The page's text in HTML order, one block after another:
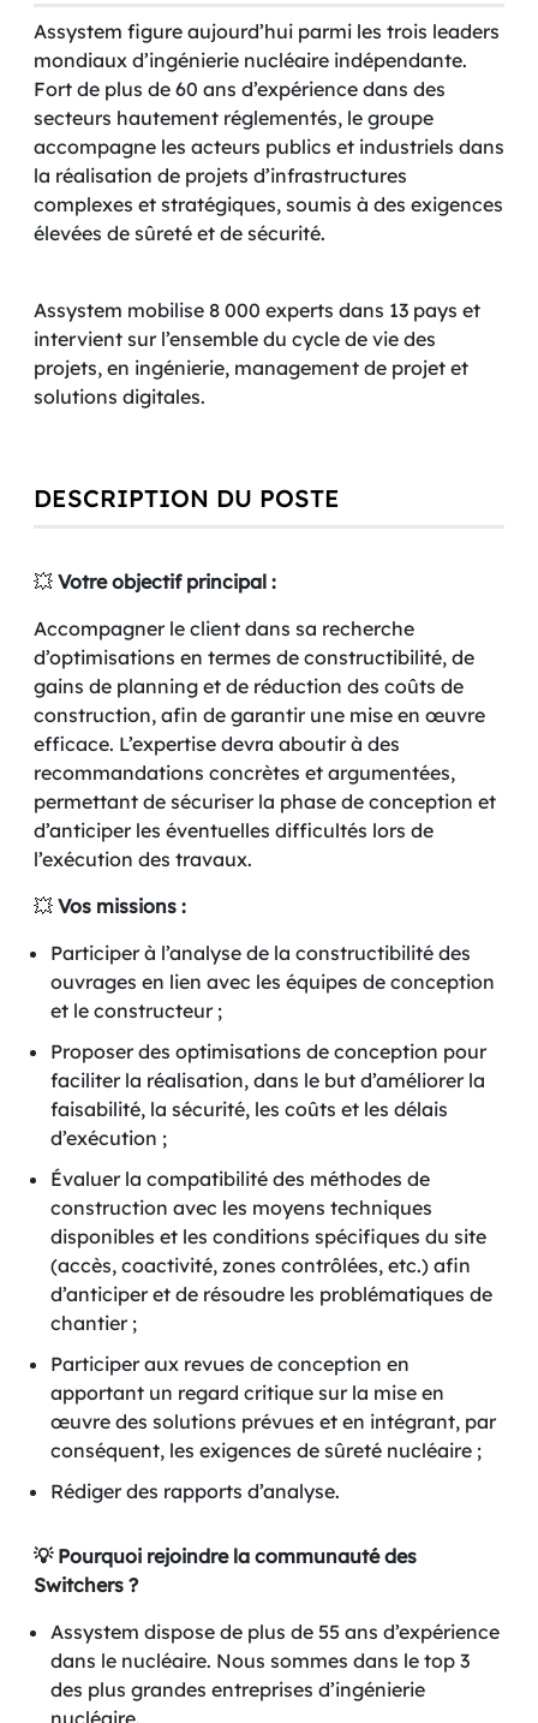
Assystem figure aujourd’hui parmi les trois leaders
mondiaux d’ingénierie nucléaire indépendante.
Fort de plus de 60 ans d’expérience dans des
secteurs hautement réglementés, le groupe
accompagne les acteurs publics et industriels dans
la réalisation de projets d’infrastructures
complexes et stratégiques, soumis à des exigences
élevées de sûreté et de sécurité.
Assystem mobilise 8 000 experts dans 13 pays et
intervient sur l’ensemble du cycle de vie des
projets, en ingénierie, management de projet et
solutions digitales.
DESCRIPTION DU POSTE
💥 Votre objectif principal :
Accompagner le client dans sa recherche
d’optimisations en termes de constructibilité, de
gains de planning et de réduction des coûts de
construction, afin de garantir une mise en œuvre
efficace. L’expertise devra aboutir à des
recommandations concrètes et argumentées,
permettant de sécuriser la phase de conception et
d’anticiper les éventuelles difficultés lors de
l’exécution des travaux.
💥 Vos missions :
Participer à l’analyse de la constructibilité des
ouvrages en lien avec les équipes de conception
et le constructeur ;
Proposer des optimisations de conception pour
faciliter la réalisation, dans le but d’améliorer la
faisabilité, la sécurité, les coûts et les délais
d’exécution ;
Évaluer la compatibilité des méthodes de
construction avec les moyens techniques
disponibles et les conditions spécifiques du site
(accès, coactivité, zones contrôlées, etc.) afin
d’anticiper et de résoudre les problématiques de
chantier ;
Participer aux revues de conception en
apportant un regard critique sur la mise en
œuvre des solutions prévues et en intégrant, par
conséquent, les exigences de sûreté nucléaire ;
Rédiger des rapports d’analyse.
💡 Pourquoi rejoindre la communauté des
Switchers ?
Assystem dispose de plus de 55 ans d’expérience
dans le nucléaire. Nous sommes dans le top 3
des plus grandes entreprises d’ingénierie
nucléaire.